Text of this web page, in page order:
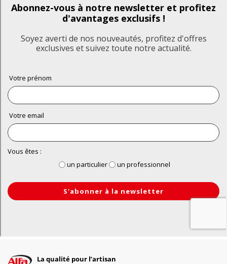
La qualité pour l’artisan